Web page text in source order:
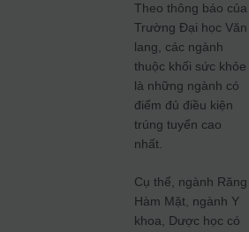
Theo thông báo của
Trường Đại học Văn
lang, các ngành
thuộc khối sức khỏe
là những ngành có
điểm đủ điều kiện
trúng tuyển cao
nhất.
Cụ thể, ngành Răng
Hàm Mặt, ngành Y
khoa, Dược học có